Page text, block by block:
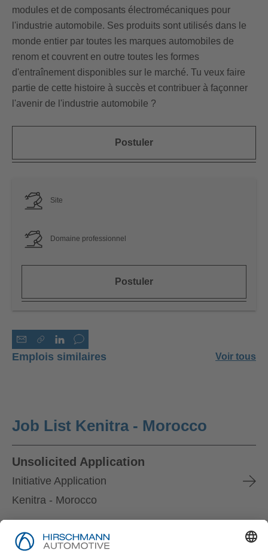
modules et de composants électromécaniques pour
l'industrie automobile. Ses produits sont utilisés dans le
monde entier par toutes les marques automobiles de
renom et couvrent en outre toutes les formes
d'entraînement disponibles sur le marché. Tu veux faire
partie de cette histoire à succès et contribuer à façonner
l'avenir de l'industrie automobile ?
Postuler
Site
Domaine professionnel
Postuler
Emplois similaires Voir tous
Job List Kenitra - Morocco
Unsolicited Application
Initiative Application
Kenitra - Morocco